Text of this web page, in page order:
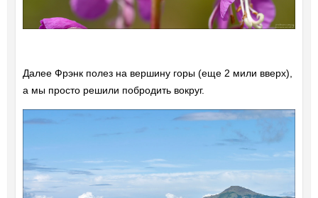
Далее Фрэнк полез на вершину горы (еще 2 мили вверх),
а мы просто решили побродить вокруг.